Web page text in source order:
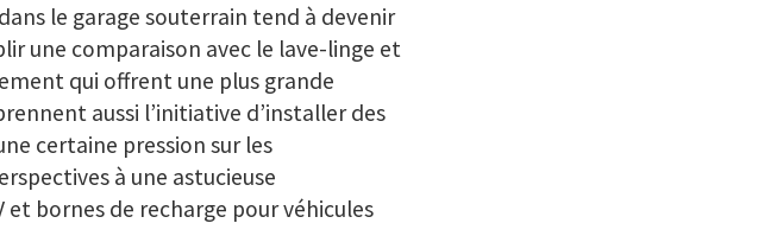
le garage souterrain tend à devenir
une comparaison avec le lave-linge et
qui offrent une plus grande
aussi l’initiative d’installer des
certaine pression sur les
à une astucieuse
bornes de recharge pour véhicules